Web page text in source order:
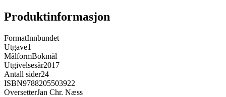
Produktinformasjon
FormatInnbundet
Utgave1
MålformBokmål
Utgivelsesår2017
Antall sider24
ISBN9788205503922
OversetterJan Chr. Næss